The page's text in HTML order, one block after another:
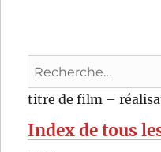
Recherche
pour
titre de film –
Index de tous